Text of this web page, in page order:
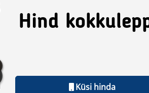
Hind
Küsi hinda